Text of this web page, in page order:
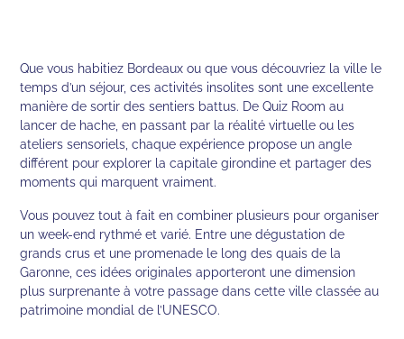
Que vous habitiez Bordeaux ou que vous découvriez la ville le
temps d’un séjour, ces activités insolites sont une excellente
manière de sortir des sentiers battus. De Quiz Room au
lancer de hache, en passant par la réalité virtuelle ou les
ateliers sensoriels, chaque expérience propose un angle
différent pour explorer la capitale girondine et partager des
moments qui marquent vraiment.
Vous pouvez tout à fait en combiner plusieurs pour organiser
un week-end rythmé et varié. Entre une dégustation de
grands crus et une promenade le long des quais de la
Garonne, ces idées originales apporteront une dimension
plus surprenante à votre passage dans cette ville classée au
patrimoine mondial de l’UNESCO.